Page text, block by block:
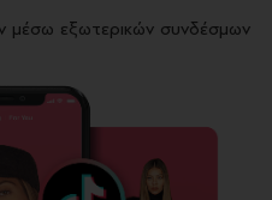
μέσω εξωτερικών συνδέσμων